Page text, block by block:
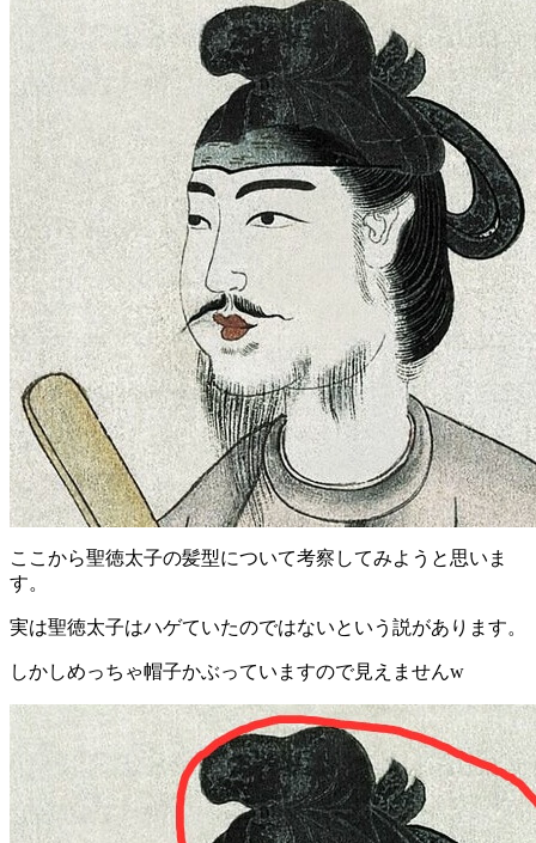
ここから聖徳太子の髪型について考察してみようと思いま
す。
実は聖徳太子はハゲていたのではないという説があります。
しかしめっちゃ帽子かぶっていますので見えませんw